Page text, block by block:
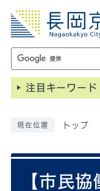
注目キーワード
現在位置 トップ
【市民